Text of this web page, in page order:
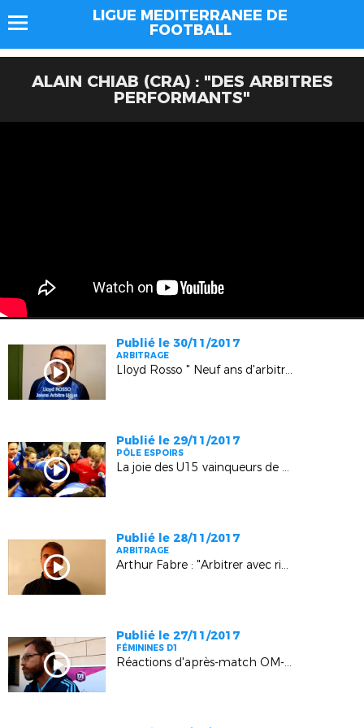
LIGUE MEDITERRANEE DE
FOOTBALL
ALAIN CHIAB (CRA) : "DES ARBITRES
PERFORMANTS"
Publié le 30/11/2017
ARBITRAGE
Lloyd Rosso " Neuf ans d'arbitrage en Jeunes"
Publié le 29/11/2017
PÔLE ESPOIRS
La joie des U15 vainqueurs de Montpellier (2-0) à Rousset
Publié le 28/11/2017
ARBITRAGE
Arthur Fabre : "Arbitrer avec rigueur et envie"
Publié le 27/11/2017
FÉMININES D1
Réactions d'après-match OM-PSG